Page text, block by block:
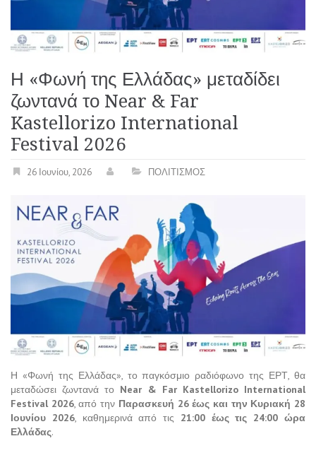
Η «Φωνή της Ελλάδας» μεταδίδει
ζωντανά το Near & Far
Kastellorizo International
Festival 2026
26 Ιουνίου, 2026 ΠΟΛΙΤΙΣΜΟΣ
Η «Φωνή της Ελλάδας», το παγκόσμιο ραδιόφωνο της ΕΡΤ, θα
μεταδώσει ζωντανά το Near & Far Kastellorizo International
Festival 2026, από την Παρασκευή 26 έως και την Κυριακή 28
Ιουνίου 2026, καθημερινά από τις 21:00 έως τις 24:00 ώρα
Ελλάδας.